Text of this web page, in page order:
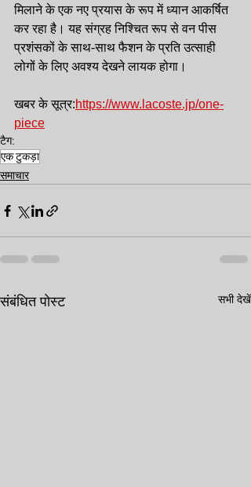
मिलाने के एक नए प्रयास के रूप में ध्यान आकर्षित
कर रहा है। यह संग्रह निश्चित रूप से वन पीस
प्रशंसकों के साथ-साथ फैशन के प्रति उत्साही
लोगों के लिए अवश्य देखने लायक होगा।
खबर के सूत्र:https://www.lacoste.jp/one-
piece
टैग:
एक टुकड़ा
समाचार
संबंधित पोस्ट सभी देखें